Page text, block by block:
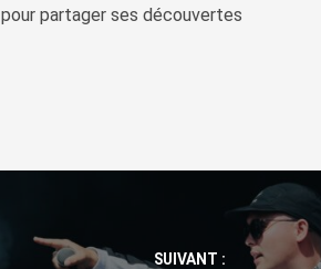
partager ses découvertes
SUIVANT :